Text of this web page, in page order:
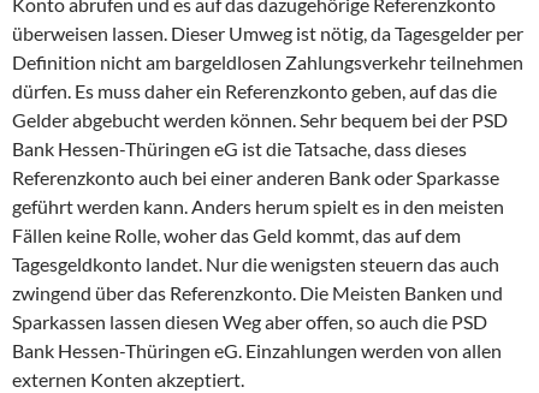
überweisen lassen. Dieser Umweg ist nötig, da Tagesgelder per
Definition nicht am bargeldlosen Zahlungsverkehr teilnehmen
dürfen. Es muss daher ein Referenzkonto geben, auf das die
Gelder abgebucht werden können. Sehr bequem bei der PSD
Bank Hessen-Thüringen eG ist die Tatsache, dass dieses
Referenzkonto auch bei einer anderen Bank oder Sparkasse
geführt werden kann. Anders herum spielt es in den meisten
Fällen keine Rolle, woher das Geld kommt, das auf dem
Tagesgeldkonto landet. Nur die wenigsten steuern das auch
zwingend über das Referenzkonto. Die Meisten Banken und
Sparkassen lassen diesen Weg aber offen, so auch die PSD
Bank Hessen-Thüringen eG. Einzahlungen werden von allen
externen Konten akzeptiert.